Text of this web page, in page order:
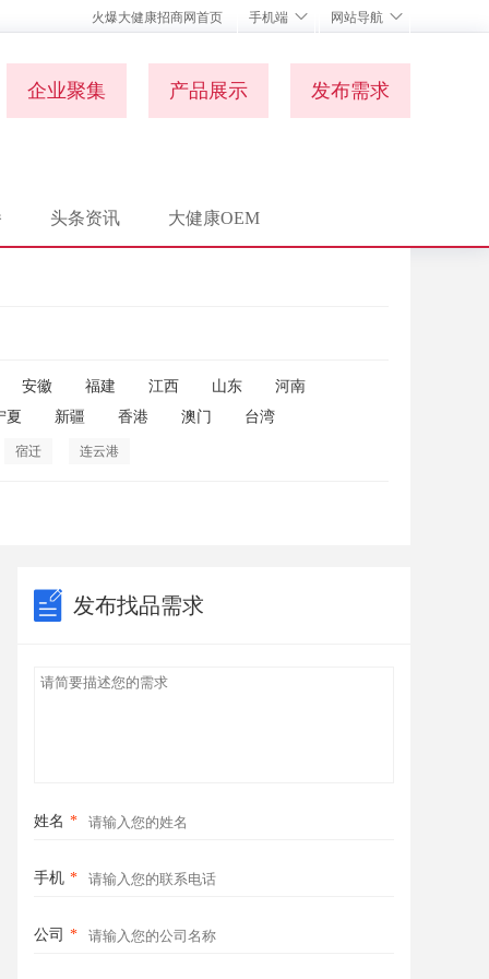
火爆大健康招商网首页 手机端 网站导航
企业聚集 产品展示 发布需求
头条资讯 大健康OEM
安徽 福建 江西 山东
河南
夏
新疆 香港 澳门 台湾
宿迁 连云港
发布找品需求
姓名 *
手机 *
公司 *